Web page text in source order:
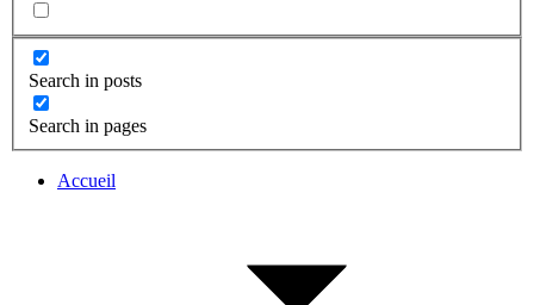
Search in posts
Search in pages
Accueil